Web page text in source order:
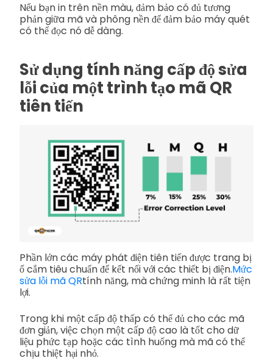
Nếu bạn in trên nền màu, đảm bảo có đủ tương
phản giữa mã và phông nền để đảm bảo máy quét
có thể đọc nó dễ dàng.
Sử dụng tính năng cấp độ sửa
lỗi của một trình tạo mã QR
tiên tiến
Phần lớn các máy phát điện tiên tiến được trang bị
ổ cắm tiêu chuẩn để kết nối với các thiết bị điện.Mức
sửa lỗi mã QRtính năng, mà chứng minh là rất tiện
lợi.
Trong khi một cấp độ thấp có thể đủ cho các mã
đơn giản, việc chọn một cấp độ cao là tốt cho dữ
liệu phức tạp hoặc các tình huống mà mã có thể
chịu thiệt hại nhỏ.